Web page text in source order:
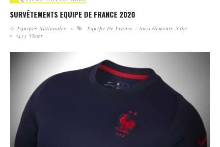
SURVÊTEMENTS EQUIPE DE FRANCE 2020
Equipes Nationales Equipe De France
Survêtements Nike
1433 Views